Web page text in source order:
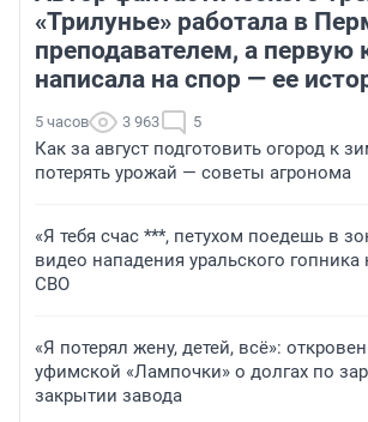
«Трилунье» работала в
преподавателем, а первую
написала на спор — ее
5 часов 3 963 5
Как за август подготовить огород к
потерять урожай — советы агронома
«Я тебя счас ***, петухом поедешь в
видео нападения уральского гопника
СВО
«Я потерял жену, детей, всё»:
уфимской «Лампочки» о долгах по
закрытии завода